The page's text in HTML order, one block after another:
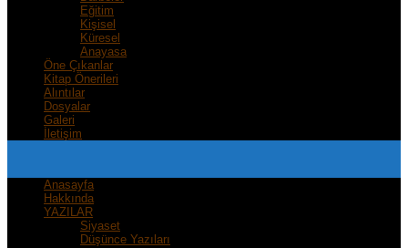
Eğitim
Kişisel
Küresel
Anayasa
Öne Çıkanlar
Kitap Önerileri
Alıntılar
Dosyalar
Galeri
İletişim
Anasayfa
Hakkında
YAZILAR
Siyaset
Düşünce Yazıları